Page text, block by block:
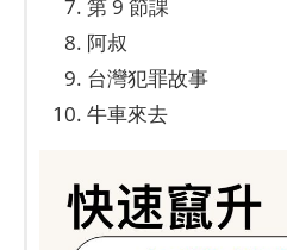
第 9 節課
阿叔
台灣犯罪故事
牛車來去